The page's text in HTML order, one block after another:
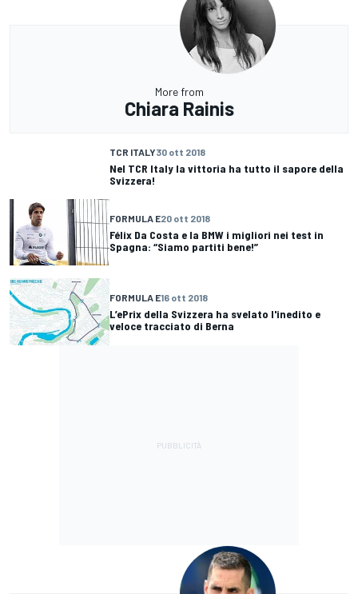
More from
Chiara Rainis
TCR ITALY30 ott 2018
Nel TCR Italy la vittoria ha tutto il sapore della
Svizzera!
FORMULA E20 ott 2018
Félix Da Costa e la BMW i migliori nei test in
Spagna: “Siamo partiti bene!”
FORMULA E16 ott 2018
L’ePrix della Svizzera ha svelato l'inedito e
veloce tracciato di Berna